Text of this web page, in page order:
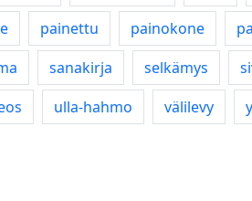
painettu painokone
sanakirja selkämys
ulla-hahmo välilevy